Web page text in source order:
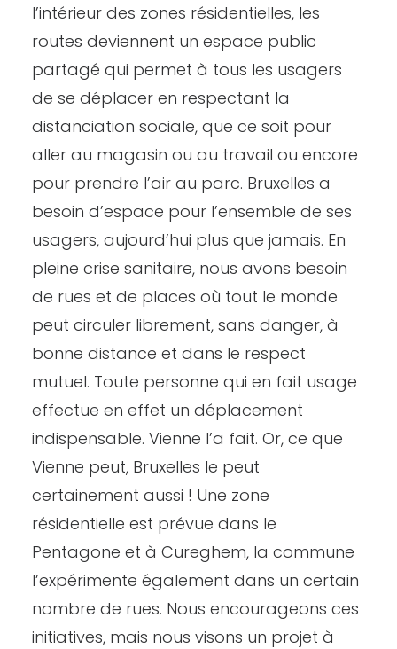
l’intérieur des zones résidentielles, les
routes deviennent un espace public
partagé qui permet à tous les usagers
de se déplacer en respectant la
distanciation sociale, que ce soit pour
aller au magasin ou au travail ou encore
pour prendre l’air au parc. Bruxelles a
besoin d’espace pour l’ensemble de ses
usagers, aujourd’hui plus que jamais. En
pleine crise sanitaire, nous avons besoin
de rues et de places où tout le monde
peut circuler librement, sans danger, à
bonne distance et dans le respect
mutuel. Toute personne qui en fait usage
effectue en effet un déplacement
indispensable. Vienne l’a fait. Or, ce que
Vienne peut, Bruxelles le peut
certainement aussi ! Une zone
résidentielle est prévue dans le
Pentagone et à Cureghem, la commune
l’expérimente également dans un certain
nombre de rues. Nous encourageons ces
initiatives, mais nous visons un projet à